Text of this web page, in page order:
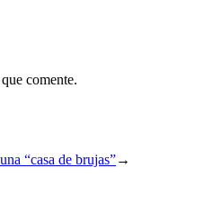
comente.
“casa de brujas”→